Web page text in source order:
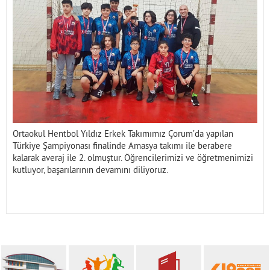
İletişim
Ortaokul Hentbol Yıldız Erkek Takımımız Çorum’da yapılan
Türkiye Şampiyonası finalinde Amasya takımı ile berabere
kalarak averaj ile 2. olmuştur. Öğrencilerimizi ve öğretmenimizi
kutluyor, başarılarının devamını diliyoruz.